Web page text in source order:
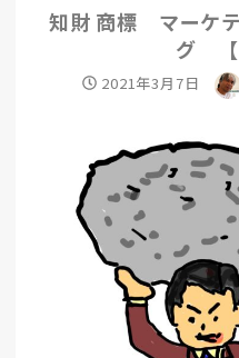
知財 商標 マーケ
グ 【
投稿日
2021年3月7日 著